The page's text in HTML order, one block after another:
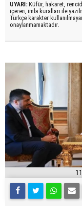
UYARI: Küfür, hakaret,
içeren, imla kuralları ile
Türkçe karakter
onaylanmamaktadır.